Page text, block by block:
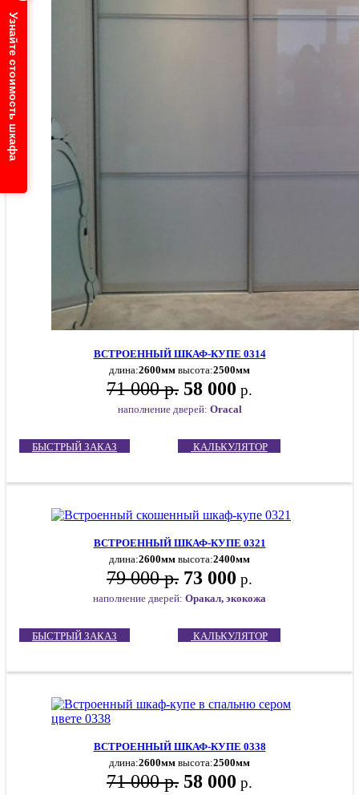
ВСТРОЕННЫЙ ШКАФ-КУПЕ 0314
длина:2600мм высота:2500мм
71 000 р. 58 000 р.
наполнение дверей: Oracal
БЫСТРЫЙ ЗАКАЗ КАЛЬКУЛЯТОР
ВСТРОЕННЫЙ ШКАФ-КУПЕ 0321
длина:2600мм высота:2400мм
79 000 р. 73 000 р.
наполнение дверей: Оракал, экокожа
БЫСТРЫЙ ЗАКАЗ КАЛЬКУЛЯТОР
ВСТРОЕННЫЙ ШКАФ-КУПЕ 0338
длина:2600мм высота:2500мм
71 000 р. 58 000 р.
Узнайте стоимость шкафа